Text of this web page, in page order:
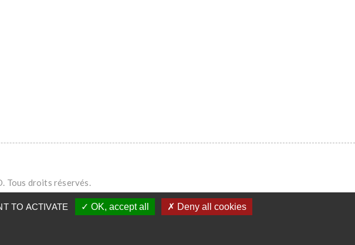
Tous droits réservés.
TO ACTIVATE ✓ OK, accept all ✗ Deny all cookies